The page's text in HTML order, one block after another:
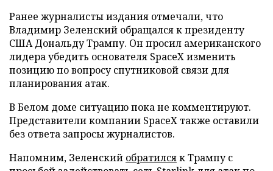
Ранее журналисты издания отмечали, что
Владимир Зеленский обращался к президенту
США Дональду Трампу. Он просил американского
лидера убедить основателя SpaceX изменить
позицию по вопросу спутниковой связи для
планирования атак.
В Белом доме ситуацию пока не комментируют.
Представители компании SpaceX также оставили
без ответа запросы журналистов.
Напомним, Зеленский обратилсяк Трампу с